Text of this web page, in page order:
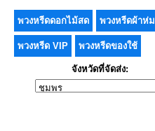
พวงหรีดดอกไม้สด พวงหรีดผ้าห่ม
พวงหรีด VIP พวงหรีดของใช้
จังหวัดที่จัดส่ง: